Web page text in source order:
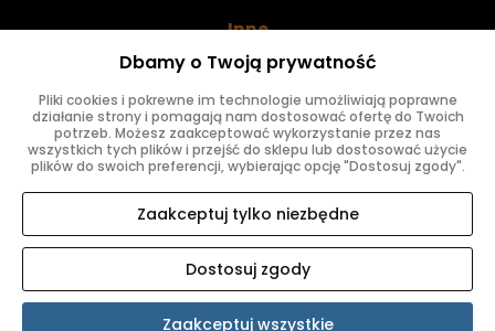
Inne
Naprawa maszyn
Znajdziesz nas
SKLEP INTERNETOWY SHOPER.PL
Dbamy o Twoją prywatność
Pliki cookies i pokrewne im technologie umożliwiają poprawne
działanie strony i pomagają nam dostosować ofertę do Twoich
potrzeb. Możesz zaakceptować wykorzystanie przez nas
wszystkich tych plików i przejść do sklepu lub dostosować użycie
plików do swoich preferencji, wybierając opcję "Dostosuj zgody".
Zaakceptuj tylko niezbędne
Dostosuj zgody
Zaakceptuj wszystkie